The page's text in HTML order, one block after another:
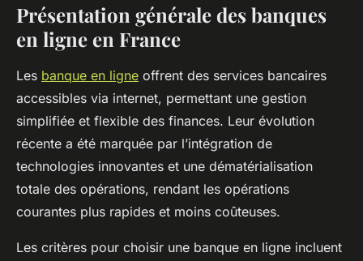
Présentation générale des banques
en ligne en France
Les banque en ligne offrent des services bancaires
accessibles via internet, permettant une gestion
simplifiée et flexible des finances. Leur évolution
récente a été marquée par l’intégration de
technologies innovantes et une dématérialisation
totale des opérations, rendant les opérations
courantes plus rapides et moins coûteuses.
Les critères pour choisir une banque en ligne incluent